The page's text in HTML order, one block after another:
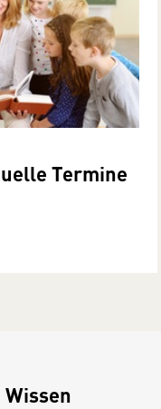
Termine
Wissen